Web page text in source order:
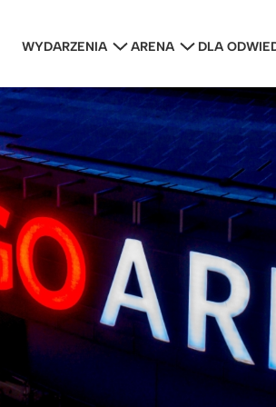
WYDARZENIA ARENA DLA